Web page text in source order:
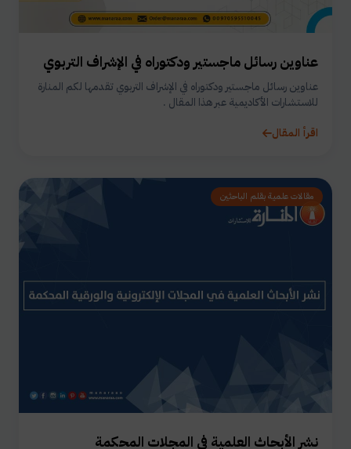
عناوين رسائل ماجستير ودكتوراه في الإشراف التربوي
عناوين رسائل ماجستير ودكتوراه في الإشراف التربوي تقدمها لكم المنارة
للاستشارات الأكاديمية عبر هذا المقال .
اقرأ المقال
مقالات علمية بقلم الباحثين
نشر الأبحاث العلمية في المجلات المحكمة